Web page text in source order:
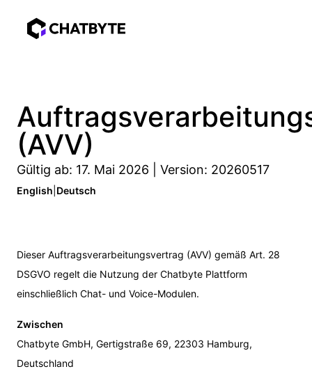
(AVV)
Gültig ab: 17. Mai 2026 | Version: 20260517
English Deutsch
Dieser Auftragsverarbeitungsvertrag (AVV) gemäß Art. 28
DSGVO regelt die Nutzung der Chatbyte Plattform
einschließlich Chat- und Voice-Modulen.
Zwischen
Chatbyte GmbH, Gertigstraße 69, 22303 Hamburg,
Deutschland